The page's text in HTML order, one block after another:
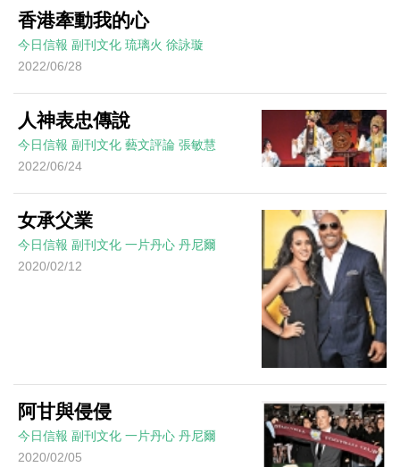
香港牽動我的心
今日信報 副刊文化 琉璃火 徐詠璇
2022/06/28
人神表忠傳說
今日信報 副刊文化 藝文評論 張敏慧
2022/06/24
女承父業
今日信報 副刊文化 一片丹心 丹尼爾
2020/02/12
阿甘與侵侵
今日信報 副刊文化 一片丹心 丹尼爾
2020/02/05